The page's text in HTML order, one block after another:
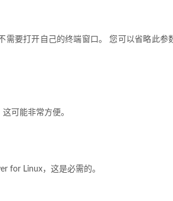
需要打开自己的终端窗口。 您可以省略此参
可能非常方便。
for Linux，这是必需的。